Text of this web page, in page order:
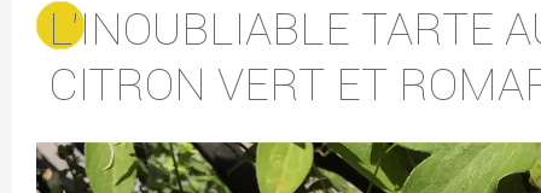
L'INOUBLIABLE TARTE
CITRON VERT ET